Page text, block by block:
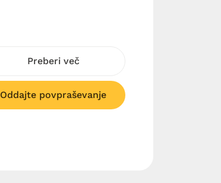
Preberi več
Oddajte povpraševanje